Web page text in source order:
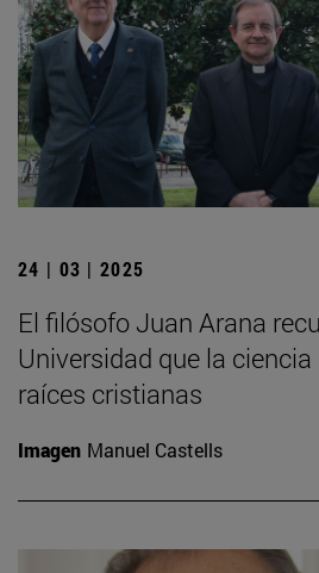
24 | 03 | 2025
El filósofo Juan Arana
Universidad que la
raíces cristianas
Imagen Manuel Castells